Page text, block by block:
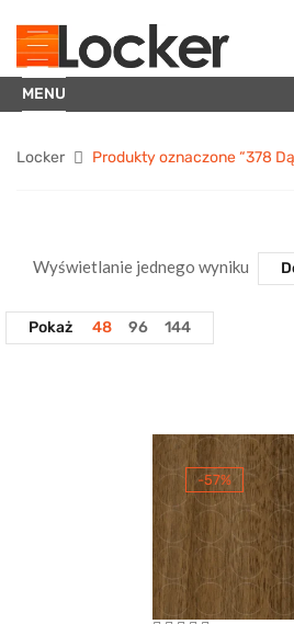
MENU
Locker Produkty oznaczone “378
Wyświetlanie jednego wyniku
Pokaż 48 96 144
-57%